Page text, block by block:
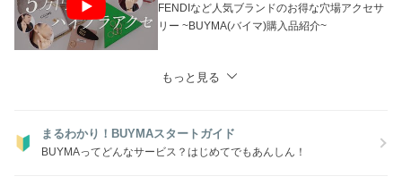
FENDIなど人気ブランドのお得な穴場アクセサ
リー ~BUYMA(バイマ)購入品紹介~
もっと見る
まるわかり！BUYMAスタートガイド
BUYMAってどんなサービス？はじめてでもあんしん！